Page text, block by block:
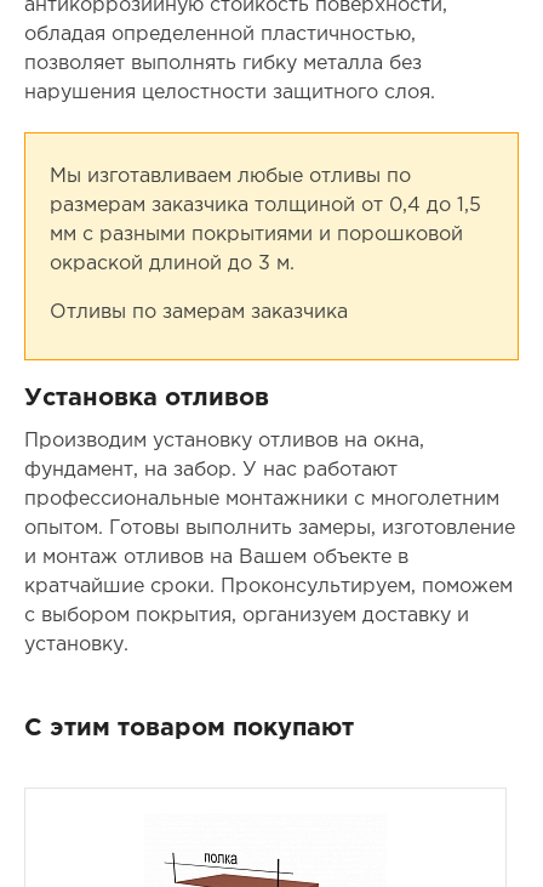
антикоррозийную стойкость поверхности,
обладая определенной пластичностью,
позволяет выполнять гибку металла без
нарушения целостности защитного слоя.
Мы изготавливаем любые отливы по
размерам заказчика толщиной от 0,4 до 1,5
мм с разными покрытиями и порошковой
окраской длиной до 3 м.
Отливы по замерам заказчика
Установка отливов
Производим установку отливов на окна,
фундамент, на забор. У нас работают
профессиональные монтажники с многолетним
опытом. Готовы выполнить замеры, изготовление
и монтаж отливов на Вашем объекте в
кратчайшие сроки. Проконсультируем, поможем
с выбором покрытия, организуем доставку и
установку.
С этим товаром покупают